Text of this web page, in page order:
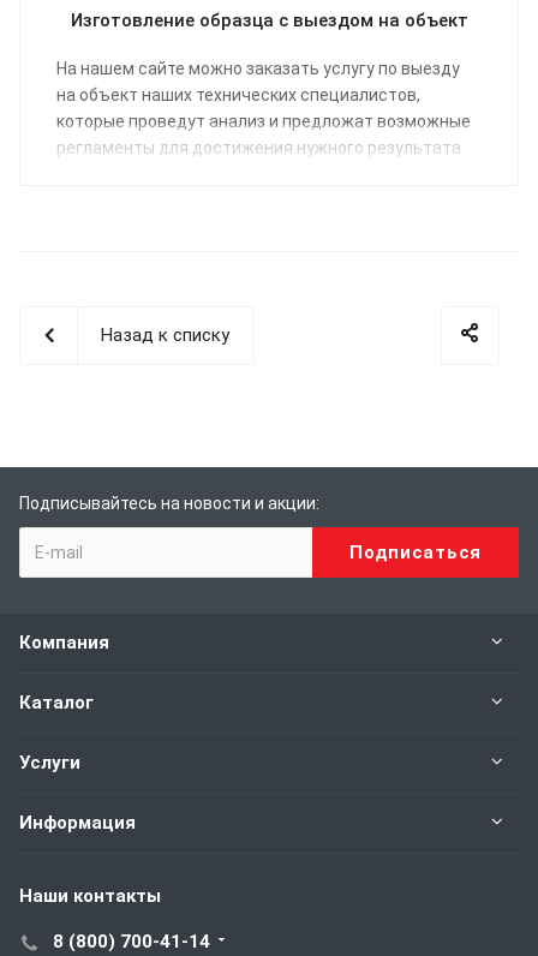
Изготовление образца с выездом на объект
На нашем сайте можно заказать услугу по выезду
на объект наших технических специалистов,
которые проведут анализ и предложат возможные
регламенты для достижения нужного результата.
Назад к списку
Подписывайтесь на новости и акции:
Компания
Каталог
Услуги
Информация
Наши контакты
8 (800) 700-41-14